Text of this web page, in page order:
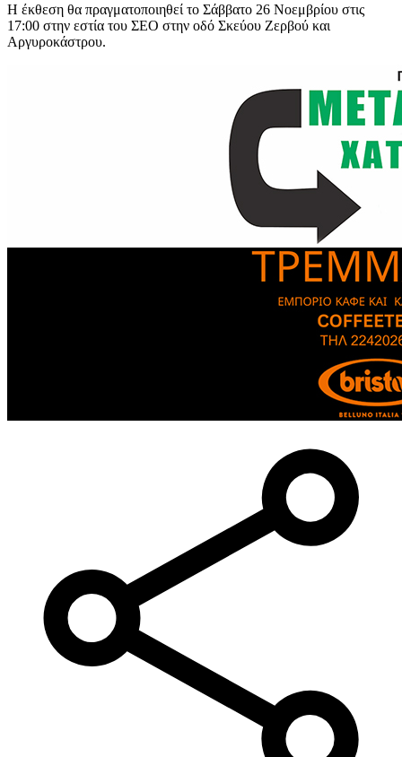
Η έκθεση θα πραγματοποιηθεί το Σάββατο 26 Νοεμβρίου στις
17:00 στην εστία του ΣΕΟ στην οδό Σκεύου Ζερβού και
Αργυροκάστρου.